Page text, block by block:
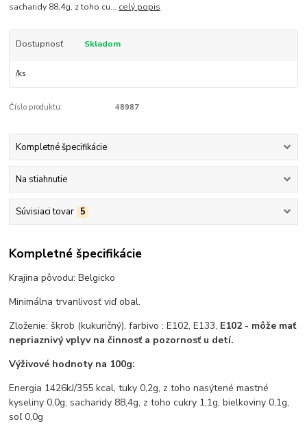
sacharidy 88,4g, z toho cu... celý popis
Dostupnosť Skladom
/ks
Číslo produktu: 48987
Kompletné špecifikácie
Na stiahnutie
Súvisiaci tovar 5
Kompletné špecifikácie
Krajina pôvodu: Belgicko
Minimálna trvanlivosť viď obal.
Zloženie: škrob (kukuričný), farbivo : E102, E133, E102 - môže mať
nepriaznivý vplyv na činnosť a pozornosť u detí.
Výživové hodnoty na 100g:
Energia 1426kJ/355 kcal, tuky 0,2g, z toho nasýtené mastné
kyseliny 0,0g, sacharidy 88,4g, z toho cukry 1,1g, bielkoviny 0,1g,
soľ 0,0g